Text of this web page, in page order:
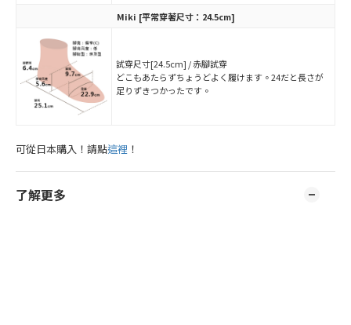
Miki [平常穿著尺寸：24.5cm]
試穿尺寸[24.5cm] / 赤腳試穿
どこもあたらずちょうどよく履けます。24だと長さが
足りずきつかったです。
可從日本購入！請點這裡 ！
了解更多